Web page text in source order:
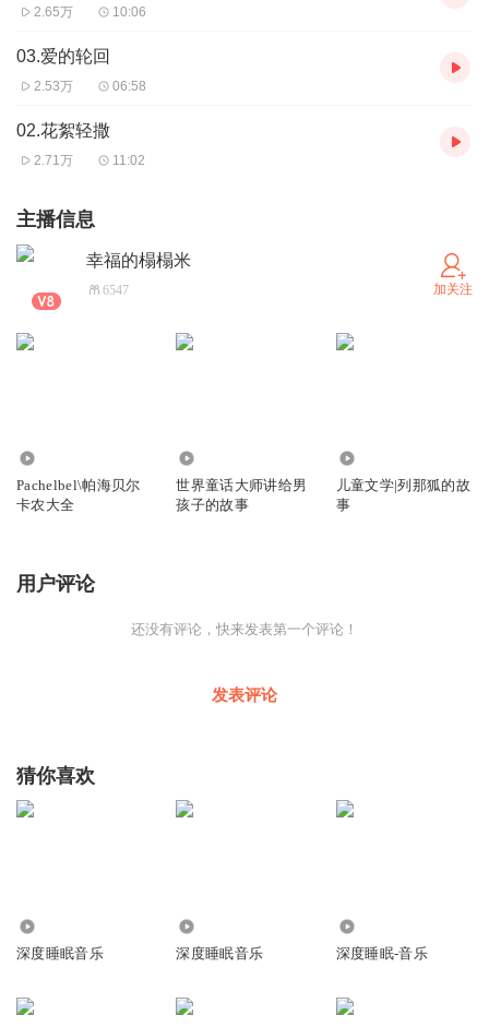
2.65万 10:06
03.爱的轮回
2.53万 06:58
02.花絮轻撒
2.71万 11:02
主播信息
幸福的榻榻米
6547 加关注
Pachelbel\帕海贝尔
卡农大全
世界童话大师讲给男
孩子的故事
儿童文学|列那狐的故
事
用户评论
还没有评论，快来发表第一个评论！
发表评论
猜你喜欢
深度睡眠音乐 深度睡眠音乐 深度睡眠-音乐